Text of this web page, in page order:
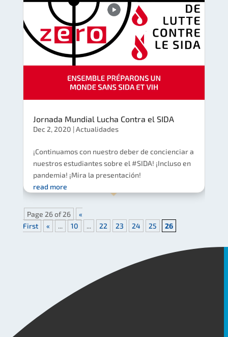
Jornada Mundial Lucha Contra el SIDA
Dec 2, 2020 |Actualidades
¡Continuamos con nuestro deber de concienciar a
nuestros estudiantes sobre el #SIDA! ¡Incluso en
pandemia! ¡Mira la presentación!
read more
Page 26 of 26
«
First
« ... 10 ... 22 23 24 25 26